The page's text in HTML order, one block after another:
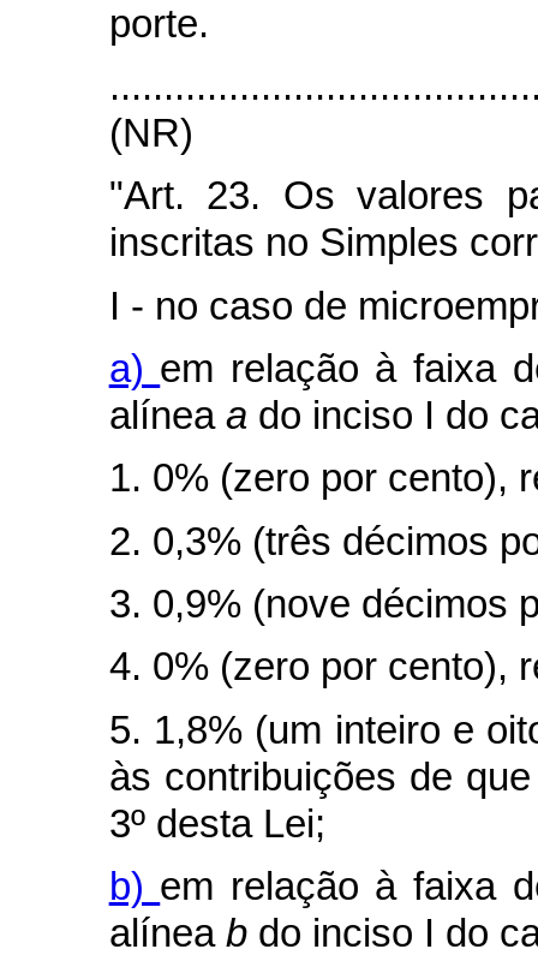
porte.
(NR)
"Art. 23. Os valores
inscritas no Simples
I - no caso de
a) em relação à faixa
alínea a do inciso I do
1. 0% (zero por cento),
2. 0,3% (três décimos
3. 0,9% (nove décimos
4. 0% (zero por cento),
5. 1,8% (um inteiro e
às contribuições de
3º desta Lei;
b) em relação à faixa
alínea b do inciso I do